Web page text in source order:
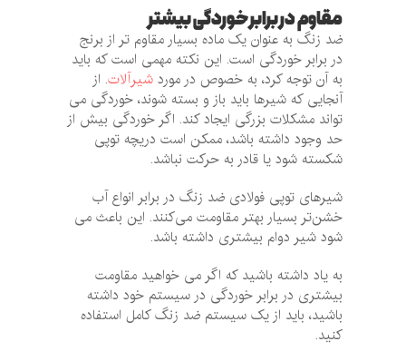
مقاوم در برابر خوردگی بیشتر
ضد زنگ به عنوان یک ماده بسیار مقاوم تر از برنج
در برابر خوردگی است. این نکته مهمی است که باید
به آن توجه کرد، به خصوص در موردشیرآلات. از
آنجایی که شیرها باید باز و بسته شوند، خوردگی می
تواند مشکلات بزرگی ایجاد کند. اگر خوردگی بیش از
حد وجود داشته باشد، ممکن است دریچه توپی
شکسته شود یا قادر به حرکت نباشد.
شیرهای توپی فولادی ضد زنگ در برابر انواع آب
خشن‌تر بسیار بهتر مقاومت می‌کنند. این باعث می
شود شیر دوام بیشتری داشته باشد.
به یاد داشته باشید که اگر می خواهید مقاومت
بیشتری در برابر خوردگی در سیستم خود داشته
باشید، باید از یک سیستم ضد زنگ کامل استفاده